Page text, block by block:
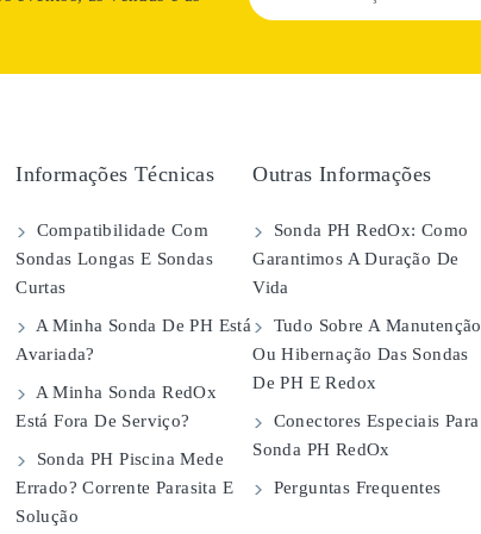
Informações Técnicas
Compatibilidade Com
Sondas Longas E Sondas
Curtas
A Minha Sonda De PH Está
Avariada?
A Minha Sonda RedOx
Está Fora De Serviço?
Sonda PH Piscina Mede
Errado? Corrente Parasita E
Solução
Outras Informações
Sonda PH RedOx: Como
Garantimos A Duração De
Vida
Tudo Sobre A Manutenção
Ou Hibernação Das Sondas
De PH E Redox
Conectores Especiais Para
Sonda PH RedOx
Perguntas Frequentes